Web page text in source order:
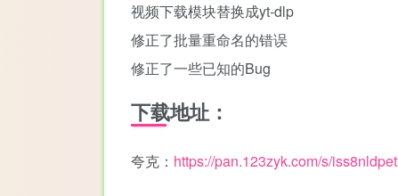
视频下载模块替换成yt-dlp
修正了批量重命名的错误
修正了一些已知的Bug
下载地址：
夸克： https://pan.123zyk.com/s/iss8nldpet